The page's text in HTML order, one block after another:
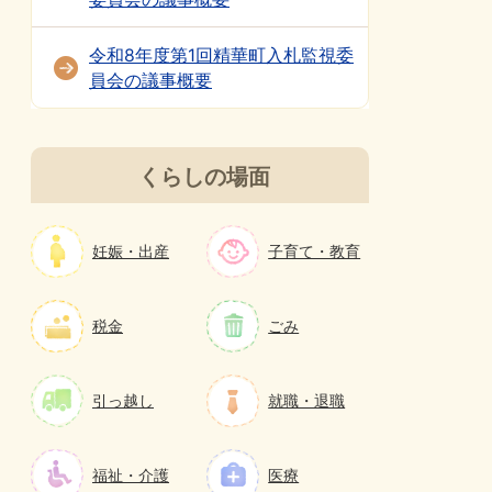
令和8年度第1回精華町入札監視委
員会の議事概要
くらしの場面
妊娠・出産 子育て・教育
税金 ごみ
引っ越し 就職・退職
福祉・介護 医療